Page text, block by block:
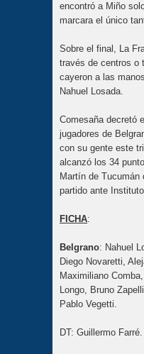
encontró a Miño
marcara el único
Sobre el final, La
través de centros o
cayeron a las
Nahuel Losada.
Comesaña decretó
jugadores de
con su gente este
alcanzó los 34
Martín de Tucumán
partido ante
FICHA:
Belgrano: Nahuel
Diego Novaretti,
Maximiliano
Longo, Bruno
Pablo Vegetti.
DT: Guillermo Farré.